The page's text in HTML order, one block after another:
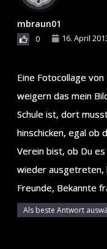
mbraun01
0 16. April
Eine Fotocollage
weigern das mein
Schule ist, dort
hinschicken, egal ob
Verein bist, ob Du
wieder ausgetreten,
Freunde, Bekannte
Als beste Antwort